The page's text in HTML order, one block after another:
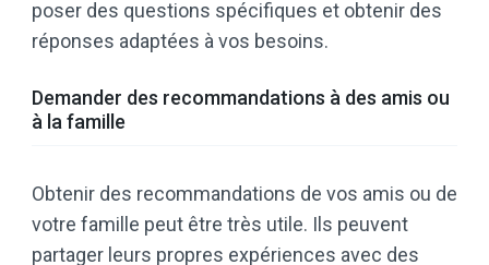
poser des questions spécifiques et obtenir des
réponses adaptées à vos besoins.
Demander des recommandations à des amis ou
à la famille
Obtenir des recommandations de vos amis ou de
votre famille peut être très utile. Ils peuvent
partager leurs propres expériences avec des